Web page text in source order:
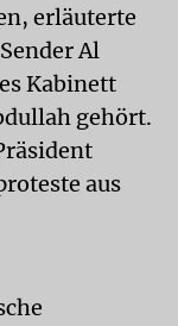
erläuterte
Al
Kabinett
gehört.
aus